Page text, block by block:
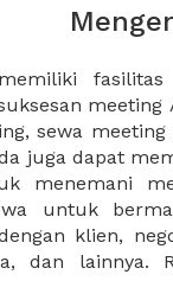
fasilitas
meeting
sewa meeting
juga dapat
menemani
untuk
klien,
dan lainnya.
duduk
ruang
interior, lokasi
meeting
klien Anda.
meeting